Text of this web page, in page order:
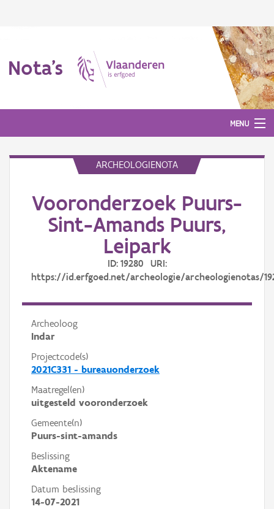
Nota's
MENU
Aanmelden
ARCHEOLOGIENOTA
Vooronderzoek Puurs-
Sint-Amands Puurs,
Leipark
ID: 19280 URI:
https://id.erfgoed.net/archeologie/archeologienotas/
Archeoloog
Indar
Projectcode(s)
2021C331 - bureauonderzoek
Maatregel(en)
uitgesteld vooronderzoek
Gemeente(n)
Puurs-sint-amands
Beslissing
Aktename
Datum beslissing
14-07-2021